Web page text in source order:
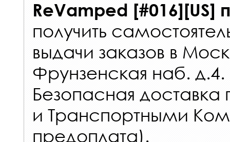
ReVamped [#016][US]
получить
выдачи заказов в
Фрунзенская наб. д.4.
Безопасная
и Транспортными
предоплата).